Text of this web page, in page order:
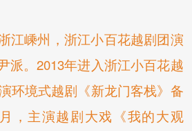
江嵊州，浙江小百花越剧团演
派。2013年进入浙江小百花越
环境式越剧《新龙门客栈》备
，主演越剧大戏《我的大观